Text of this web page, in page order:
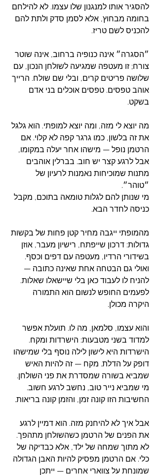
להסגיר אותו למנגנון שלו עצמו. לא להילחם
בחומה מבחוץ, אלא לסמן סדק ולתת להם
להכניס לשם טריז.
״הסגרה״ אינה כנופיה ברחוב, אינה שוטר
צורח; זו מעטפה שמגיעה לשולחן הנכון, עם
שלושה פריטים קרים, ובלי שם שולח. הרייך
אוהב טפסים. טפסים אוכלים בני אדם
בשקט.
מה יוצא לי מזה, ומה יוצא למופתי. הוא גלגל
את זה בלשון, כמו גרגר קפה לא קלוי. אם
הרטמן נופל — מישהו אחר יעלה במקומו,
אבל לרגע קצר יש חוב. בברלין אוהבים
מתנות שמוכיחות נאמנות לרעיון של
״טוהר״.
מי שנותן להם לגלות טומאה בתוכם, מקבל
כניסה לחדר הבא.
מהמופתי ייגבה מחיר קטן פחות של בקשות
גדולות: דרכון שייפתח, רישיון מעבר, אוזן
בשידורי הרדיו, מעטפה עם דפים וכסף.
ואולי גם הבטחה אחת שאינה כתובה —
להניח לו לעבוד כאן בלי שיישאלו שאלות.
לפעמים החופש לנשום הוא התמורה
היקרה מכולן.
והוא עצמו, סלמאן, מה לו. תועלת אפשר
למדוד בשני מטבעות: הישרדות ומקח.
הישרדות היא לישון לילה נוסף בלי שמישהו
דופק על הדלת. מקח — זה להיות האיש
שמביא בשורה שמסדרת את פני השולחן.
מי שמביא נייר טוב, נחשב לרגע חשוב.
החשיבות הזו קונה זמן, והזמן קונה בריאות.
אבל איך לא להיחנק מזה. הוא דמיין לרגע
את הפנים של הרטמן כשהשולחן מתהפך.
לא מתוך שמחה של ילד, אלא כבדיקה של
כלי. אם הרטמן מפסיק להיות האבן הגדולה
שמונחת על צווארי אחרים — ייתכן